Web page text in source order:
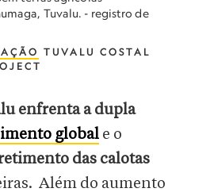
Tuvalu. - registro de
TUVALU COSTAL
enfrenta a dupla
global e o
das calotas
Além do aumento